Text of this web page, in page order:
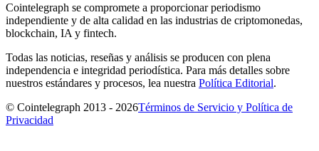
Cointelegraph se compromete a proporcionar periodismo
independiente y de alta calidad en las industrias de criptomonedas,
blockchain, IA y fintech.
Todas las noticias, reseñas y análisis se producen con plena
independencia e integridad periodística. Para más detalles sobre
nuestros estándares y procesos, lea nuestra Política Editorial.
© Cointelegraph 2013 - 2026Términos de Servicio y Política de
Privacidad